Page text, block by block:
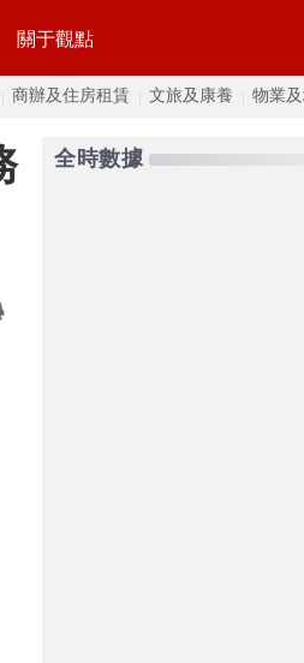
關于觀點
商辦及住房租賃 文旅及康養 物業
全時數據